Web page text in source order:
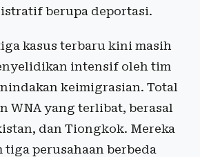
berupa deportasi.
kasus terbaru kini masih
intensif oleh tim
keimigrasian. Total
WNA yang terlibat, berasal
dan Tiongkok. Mereka
perusahaan berbeda